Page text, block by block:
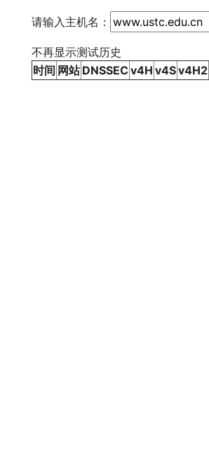
请输入主机名：
不再显示测试历史
时间 网站 DNSSECv4H v4Sv4H2